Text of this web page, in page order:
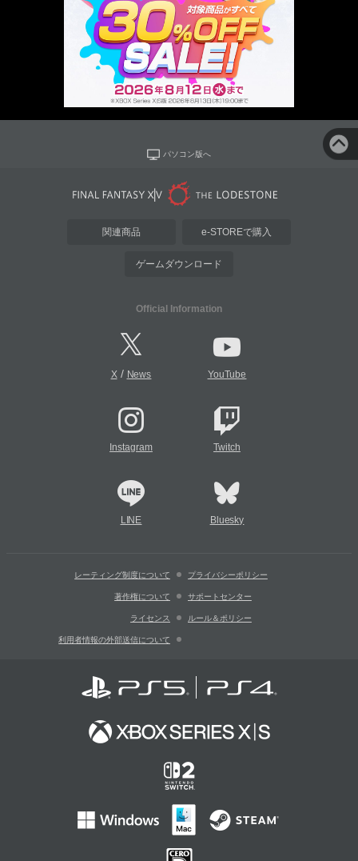
パソコン版へ
関連商品 e-STOREで購入
ゲームダウンロード
Official Information
X/ News YouTube
Instagram Twitch
LINE Bluesky
レーティング制度について プライバシーポリシー
著作権について サポートセンター
ライセンス ルール＆ポリシー
利用者情報の外部送信について